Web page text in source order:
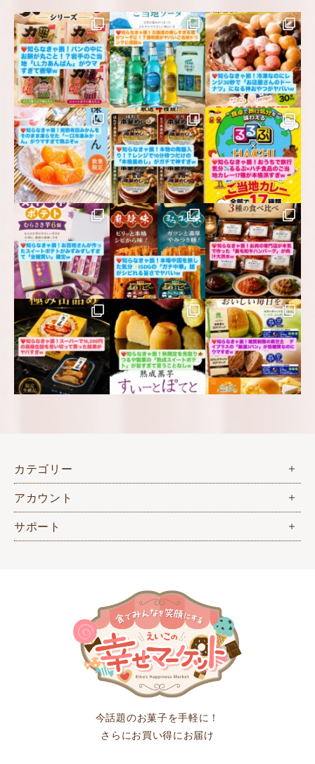
カテゴリー
アカウント
サポート
今話題のお菓子を手軽に！
さらにお買い得にお届け